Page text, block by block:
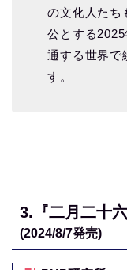
の文化人たち
公とする
通する世界で
す。
3. 『二月二十
(2024/8/7発売)